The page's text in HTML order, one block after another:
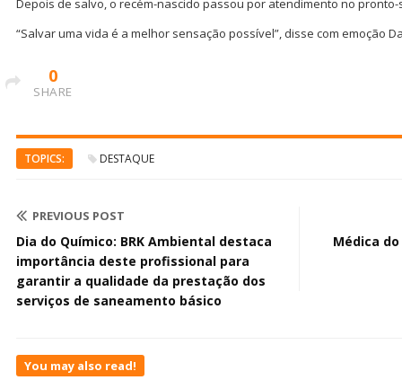
Depois de salvo, o recém-nascido passou por atendimento no
“Salvar uma vida é a melhor sensação possível”, disse com emoção
0
SHARE
TOPICS: DESTAQUE
PREVIOUS POST
Dia do Químico: BRK Ambiental destaca
importância deste profissional para
garantir a qualidade da prestação dos
serviços de saneamento básico
Médica
You may also read!